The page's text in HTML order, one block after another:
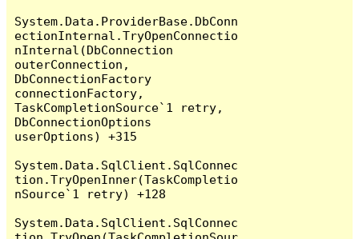
System.Data.ProviderBase.DbConn
ectionInternal.TryOpenConnectio
nInternal(DbConnection
outerConnection,
DbConnectionFactory
connectionFactory,
TaskCompletionSource`1 retry,
DbConnectionOptions
userOptions) +315
System.Data.SqlClient.SqlConnec
tion.TryOpenInner(TaskCompletio
nSource`1 retry) +128
System.Data.SqlClient.SqlConnec